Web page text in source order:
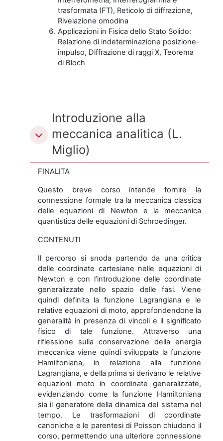
trasformata (FT), Reticolo di diffrazione,
Rivelazione omodina
Applicazioni in Fisica dello Stato Solido:
Relazione di indeterminazione posizione–
impulso, Diffrazione di raggi X, Teorema
di Bloch
Introduzione alla
meccanica analitica (L.
Miglio)
FINALITA'
Questo breve corso intende fornire la
connessione formale tra la meccanica classica
delle equazioni di Newton e la meccanica
quantistica delle equazioni di Schroedinger.
CONTENUTI
Il percorso si snoda partendo da una critica
delle coordinate cartesiane nelle equazioni di
Newton e con l’introduzione delle coordinate
generalizzate nello spazio delle fasi. Viene
quindi definita la funzione Lagrangiana e le
relative equazioni di moto, approfondendone la
generalità in presenza di vincoli e il significato
fisico di tale funzione. Attraverso una
riflessione sulla conservazione della energia
meccanica viene quindi sviluppata la funzione
Hamiltoniana, in relazione alla funzione
Lagrangiana, e della prima si derivano le relative
equazioni moto in coordinate generalizzate,
evidenziando come la funzione Hamiltoniana
sia il generatore della dinamica del sistema nel
tempo. Le trasformazioni di coordinate
canoniche e le parentesi di Poisson chiudono il
corso, permettendo una ulteriore connessione